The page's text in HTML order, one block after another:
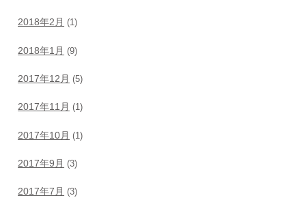
2018年2月 (1)
2018年1月 (9)
2017年12月 (5)
2017年11月 (1)
2017年10月 (1)
2017年9月 (3)
2017年7月 (3)